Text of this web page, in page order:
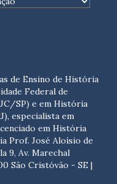
de Ensino de História
Federal de
SP) e em História
especialista em
em História
Prof. José Aloísio de
9, Av. Marechal
São Cristóvão - SE |